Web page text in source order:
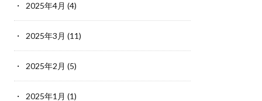
2025年4月 (4)
2025年3月 (11)
2025年2月 (5)
2025年1月 (1)